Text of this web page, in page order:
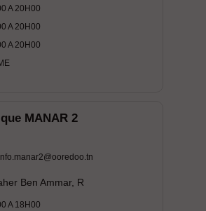
A 20H00
A 20H00
A 20H00
MANAR 2
Ben Ammar, R
A 18H00